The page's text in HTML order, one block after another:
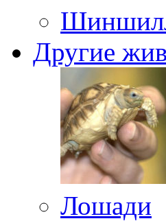
Другие
Лошади